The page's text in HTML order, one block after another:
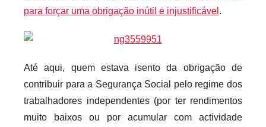
para forçar uma obrigação inútil e injustificável .
Até aqui, quem estava isento da obrigação de
contribuir para a Segurança Social pelo regime dos
trabalhadores independentes (por ter rendimentos
muito baixos ou por acumular com actividade